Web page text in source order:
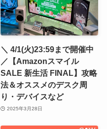
＼ 4/1(火)23:59まで開催中
／【Amazonスマイル
SALE 新生活 FINAL】攻略
法＆オススメのデスク周
り・デバイスなど
2025年3月28日